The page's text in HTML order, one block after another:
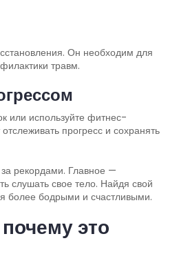
Он необходим для
травм.
или используйте фитнес-
прогресс и сохранять
рекордами. Главное —
слушать свое тело. Найдя свой
более бодрыми и счастливыми.
это